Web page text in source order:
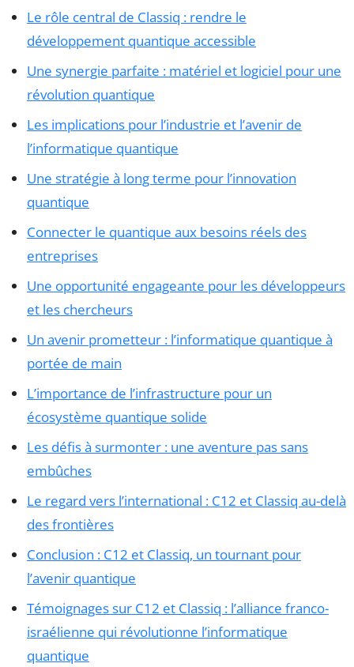
Le rôle central de Classiq : rendre le
développement quantique accessible
Une synergie parfaite : matériel et logiciel pour une
révolution quantique
Les implications pour l’industrie et l’avenir de
l’informatique quantique
Une stratégie à long terme pour l’innovation
quantique
Connecter le quantique aux besoins réels des
entreprises
Une opportunité engageante pour les développeurs
et les chercheurs
Un avenir prometteur : l’informatique quantique à
portée de main
L’importance de l’infrastructure pour un
écosystème quantique solide
Les défis à surmonter : une aventure pas sans
embûches
Le regard vers l’international : C12 et Classiq au-delà
des frontières
Conclusion : C12 et Classiq, un tournant pour
l’avenir quantique
Témoignages sur C12 et Classiq : l’alliance franco-
israélienne qui révolutionne l’informatique
quantique